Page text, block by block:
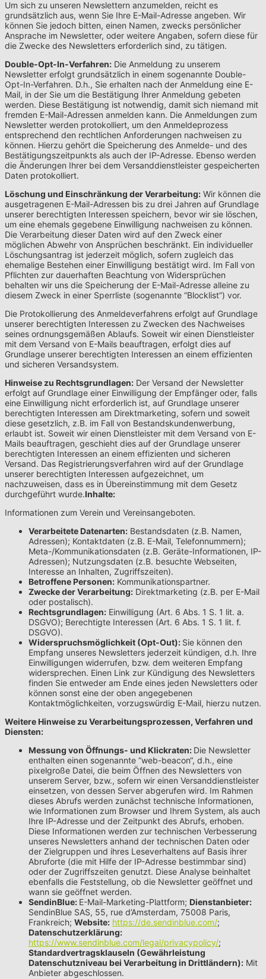
Um sich zu unseren Newslettern anzumelden, reicht es
grundsätzlich aus, wenn Sie Ihre E-Mail-Adresse angeben. Wir
können Sie jedoch bitten, einen Namen, zwecks persönlicher
Ansprache im Newsletter, oder weitere Angaben, sofern diese für
die Zwecke des Newsletters erforderlich sind, zu tätigen.
Double-Opt-In-Verfahren: Die Anmeldung zu unserem
Newsletter erfolgt grundsätzlich in einem sogenannte Double-
Opt-In-Verfahren. D.h., Sie erhalten nach der Anmeldung eine E-
Mail, in der Sie um die Bestätigung Ihrer Anmeldung gebeten
werden. Diese Bestätigung ist notwendig, damit sich niemand mit
fremden E-Mail-Adressen anmelden kann. Die Anmeldungen zum
Newsletter werden protokolliert, um den Anmeldeprozess
entsprechend den rechtlichen Anforderungen nachweisen zu
können. Hierzu gehört die Speicherung des Anmelde- und des
Bestätigungszeitpunkts als auch der IP-Adresse. Ebenso werden
die Änderungen Ihrer bei dem Versanddienstleister gespeicherten
Daten protokolliert.
Löschung und Einschränkung der Verarbeitung: Wir können die
ausgetragenen E-Mail-Adressen bis zu drei Jahren auf Grundlage
unserer berechtigten Interessen speichern, bevor wir sie löschen,
um eine ehemals gegebene Einwilligung nachweisen zu können.
Die Verarbeitung dieser Daten wird auf den Zweck einer
möglichen Abwehr von Ansprüchen beschränkt. Ein individueller
Löschungsantrag ist jederzeit möglich, sofern zugleich das
ehemalige Bestehen einer Einwilligung bestätigt wird. Im Fall von
Pflichten zur dauerhaften Beachtung von Widersprüchen
behalten wir uns die Speicherung der E-Mail-Adresse alleine zu
diesem Zweck in einer Sperrliste (sogenannte “Blocklist”) vor.
Die Protokollierung des Anmeldeverfahrens erfolgt auf Grundlage
unserer berechtigten Interessen zu Zwecken des Nachweises
seines ordnungsgemäßen Ablaufs. Soweit wir einen Dienstleister
mit dem Versand von E-Mails beauftragen, erfolgt dies auf
Grundlage unserer berechtigten Interessen an einem effizienten
und sicheren Versandsystem.
Hinweise zu Rechtsgrundlagen: Der Versand der Newsletter
erfolgt auf Grundlage einer Einwilligung der Empfänger oder, falls
eine Einwilligung nicht erforderlich ist, auf Grundlage unserer
berechtigten Interessen am Direktmarketing, sofern und soweit
diese gesetzlich, z.B. im Fall von Bestandskundenwerbung,
erlaubt ist. Soweit wir einen Dienstleister mit dem Versand von E-
Mails beauftragen, geschieht dies auf der Grundlage unserer
berechtigten Interessen an einem effizienten und sicheren
Versand. Das Registrierungsverfahren wird auf der Grundlage
unserer berechtigten Interessen aufgezeichnet, um
nachzuweisen, dass es in Übereinstimmung mit dem Gesetz
durchgeführt wurde.Inhalte:
Informationen zum Verein und Vereinsangeboten.
Verarbeitete Datenarten: Bestandsdaten (z.B. Namen,
Adressen); Kontaktdaten (z.B. E-Mail, Telefonnummern);
Meta-/Kommunikationsdaten (z.B. Geräte-Informationen, IP-
Adressen); Nutzungsdaten (z.B. besuchte Webseiten,
Interesse an Inhalten, Zugriffszeiten).
Betroffene Personen: Kommunikationspartner.
Zwecke der Verarbeitung: Direktmarketing (z.B. per E-Mail
oder postalisch).
Rechtsgrundlagen: Einwilligung (Art. 6 Abs. 1 S. 1 lit. a.
DSGVO); Berechtigte Interessen (Art. 6 Abs. 1 S. 1 lit. f.
DSGVO).
Widerspruchsmöglichkeit (Opt-Out): Sie können den
Empfang unseres Newsletters jederzeit kündigen, d.h. Ihre
Einwilligungen widerrufen, bzw. dem weiteren Empfang
widersprechen. Einen Link zur Kündigung des Newsletters
finden Sie entweder am Ende eines jeden Newsletters oder
können sonst eine der oben angegebenen
Kontaktmöglichkeiten, vorzugswürdig E-Mail, hierzu nutzen.
Weitere Hinweise zu Verarbeitungsprozessen, Verfahren und
Diensten:
Messung von Öffnungs- und Klickraten: Die Newsletter
enthalten einen sogenannte “web-beacon“, d.h., eine
pixelgroße Datei, die beim Öffnen des Newsletters von
unserem Server, bzw., sofern wir einen Versanddienstleister
einsetzen, von dessen Server abgerufen wird. Im Rahmen
dieses Abrufs werden zunächst technische Informationen,
wie Informationen zum Browser und Ihrem System, als auch
Ihre IP-Adresse und der Zeitpunkt des Abrufs, erhoben.
Diese Informationen werden zur technischen Verbesserung
unseres Newsletters anhand der technischen Daten oder
der Zielgruppen und ihres Leseverhaltens auf Basis ihrer
Abruforte (die mit Hilfe der IP-Adresse bestimmbar sind)
oder der Zugriffszeiten genutzt. Diese Analyse beinhaltet
ebenfalls die Feststellung, ob die Newsletter geöffnet und
wann sie geöffnet werden.
SendinBlue: E-Mail-Marketing-Plattform; Dienstanbieter:
SendinBlue SAS, 55, rue d’Amsterdam, 75008 Paris,
Frankreich; Website: https://de.sendinblue.com/;
Datenschutzerklärung:
https://www.sendinblue.com/legal/privacypolicy/;
Standardvertragsklauseln (Gewährleistung
Datenschutzniveau bei Verarbeitung in Drittländern): Mit
Anbieter abgeschlossen.